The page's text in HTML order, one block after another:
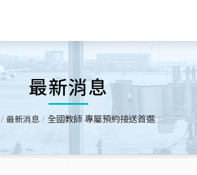
最新消息
最新消息 全國教師 專屬預約接送首選